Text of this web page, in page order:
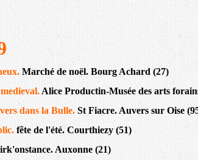
Marché de noël. Bourg Achard (27)
Alice Productin-Musée des arts
dans la Bulle. St Fiacre. Auvers sur Oise
fête de l'été. Courthiezy (51)
Auxonne (21)